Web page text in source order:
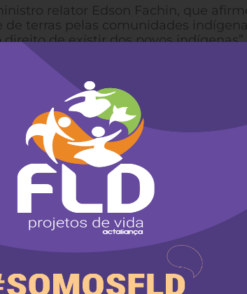
relator Edson Fachin, que
terras pelas comunidades
de existir dos povos indígenas”.
que vivem em isolamento voluntário,
do modo de vida ocidental, de que
áreas que ocupam em 05 de
8, a partir das 14h, com a leitura do
os demais ministros da corte.
ao Marco Temporal”, enfatizou a